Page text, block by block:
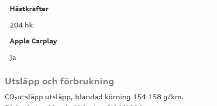
Hästkrafter
204 hk
Apple Carplay
Ja
Utsläpp och förbrukning
CO₂utsläpp utsläpp, blandad körning 154-158 g/km.